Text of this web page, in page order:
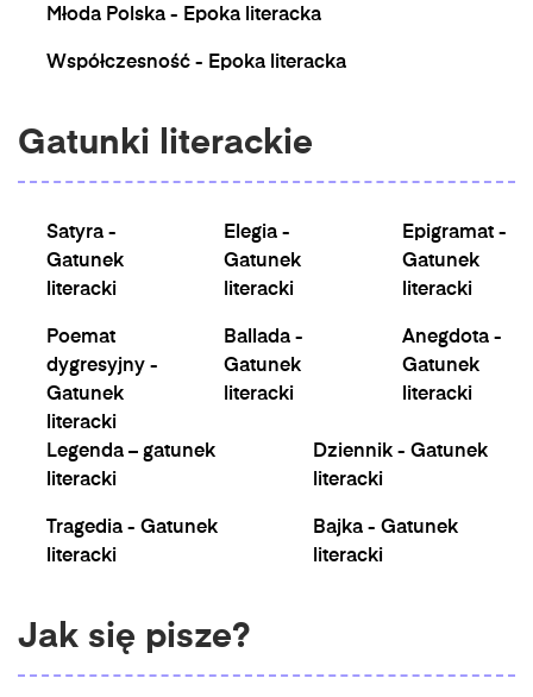
Młoda Polska - Epoka literacka
Współczesność - Epoka literacka
Gatunki literackie
Satyra -
Gatunek
literacki
Poemat
dygresyjny -
Gatunek
literacki
Elegia -
Gatunek
literacki
Ballada -
Gatunek
literacki
Epigramat -
Gatunek
literacki
Anegdota -
Gatunek
literacki
Legenda – gatunek
literacki
Tragedia - Gatunek
literacki
Dziennik - Gatunek
literacki
Bajka - Gatunek
literacki
Jak się pisze?